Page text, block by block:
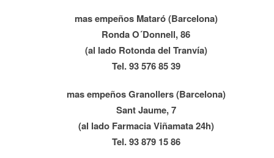
mas empeños Mataró (Barcelona)
Ronda O´Donnell, 86
(al lado Rotonda del Tranvía)
Tel. 93 576 85 39
mas empeños Granollers (Barcelona)
Sant Jaume, 7
(al lado Farmacia Viñamata 24h)
Tel. 93 879 15 86